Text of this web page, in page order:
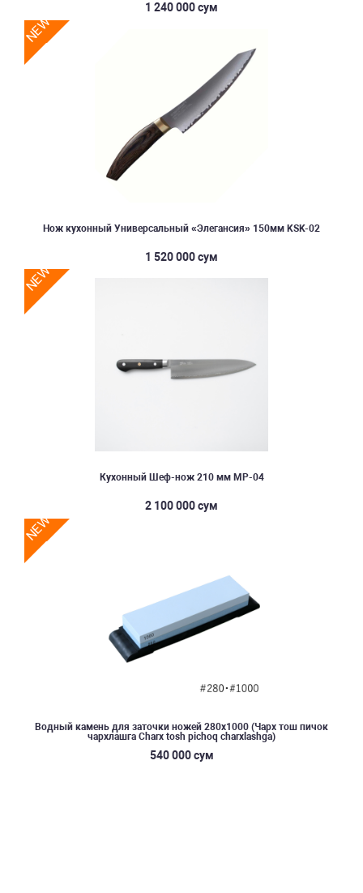
1 240 000 сум
NEW
Нож кухонный Универсальный «Элегансия» 150мм KSK-02
1 520 000 сум
NEW
Кухонный Шеф-нож 210 мм MP-04
2 100 000 сум
NEW
Водный камень для заточки ножей 280x1000 (Чарх тош пичок
чархлашга Charx tosh pichoq charxlashga)
540 000 сум